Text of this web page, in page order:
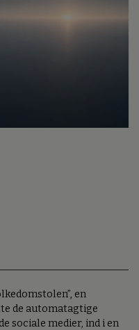
en
de automatagtige
sociale medier, ind i en